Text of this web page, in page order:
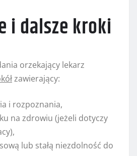
i dalsze kroki
orzekający lekarz
zawierający:
i rozpoznania,
na zdrowiu (jeżeli dotyczy
lub stałą niezdolność do